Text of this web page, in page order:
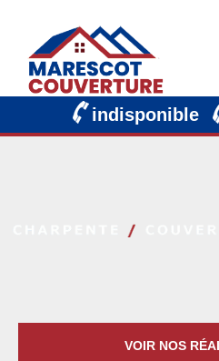
indisponible
VOIR NOS